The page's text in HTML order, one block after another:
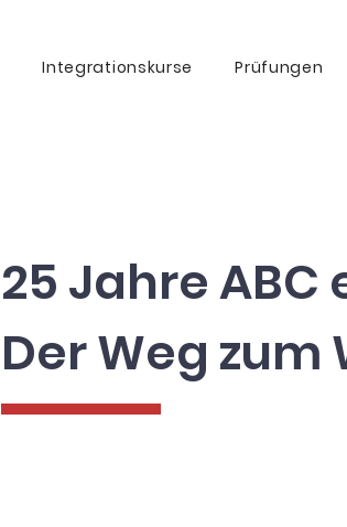
Integrationskurse Prüfungen
25 Jahre ABC
Der Weg zum